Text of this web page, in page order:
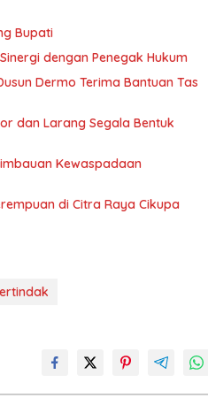
Bupati
dengan Penegak Hukum
Dermo Terima Bantuan Tas
dan Larang Segala Bentuk
Kewaspadaan
di Citra Raya Cikupa